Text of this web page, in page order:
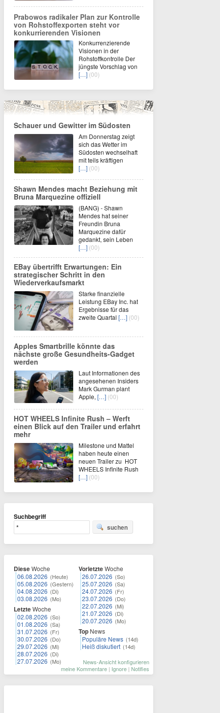
Prabowos radikaler Plan zur Kontrolle
von Rohstoffexporten steht vor
konkurrierenden Visionen
Konkurrenzierende
Visionen in der
Rohstoffkontrolle Der
jüngste Vorschlag von
[…] (00)
Schauer und Gewitter im Südosten
Am Donnerstag zeigt
sich das Wetter im
Südosten wechselhaft
mit teils kräftigen
[…] (00)
Shawn Mendes macht Beziehung mit
Bruna Marquezine offiziell
(BANG) - Shawn
Mendes hat seiner
Freundin Bruna
Marquezine dafür
gedankt, sein Leben
[…] (00)
EBay übertrifft Erwartungen: Ein
strategischer Schritt in den
Wiederverkaufsmarkt
Starke finanzielle
Leistung EBay Inc. hat
Ergebnisse für das
zweite Quartal […] (00)
Apples Smartbrille könnte das
nächste große Gesundheits-Gadget
werden
Laut Informationen des
angesehenen Insiders
Mark Gurman plant
Apple, […] (00)
HOT WHEELS Infinite Rush – Werft
einen Blick auf den Trailer und erfahrt
mehr
Milestone und Mattel
haben heute einen
neuen Trailer zu HOT
WHEELS Infinite Rush
[…] (00)
Suchbegriff
suchen
DieseWoche
06.08.2026 (Heute)
05.08.2026 (Gestern)
04.08.2026 (Di)
03.08.2026 (Mo)
LetzteWoche
02.08.2026 (So)
01.08.2026 (Sa)
31.07.2026 (Fr)
30.07.2026 (Do)
29.07.2026 (Mi)
28.07.2026 (Di)
27.07.2026 (Mo)
VorletzteWoche
26.07.2026 (So)
25.07.2026 (Sa)
24.07.2026 (Fr)
23.07.2026 (Do)
22.07.2026 (Mi)
21.07.2026 (Di)
20.07.2026 (Mo)
Top News
Populäre News (14d)
Heiß diskutiert (14d)
News-Ansicht konfigurieren
meine Kommentare | Ignore | Notifies